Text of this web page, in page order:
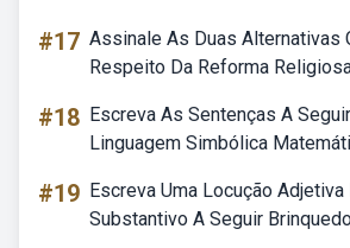
#17 Assinale As Duas Alternativas
Respeito Da Reforma
#18 Escreva As Sentenças A
Linguagem Simbólica
#19 Escreva Uma Locução Adjetiva
Substantivo A Seguir